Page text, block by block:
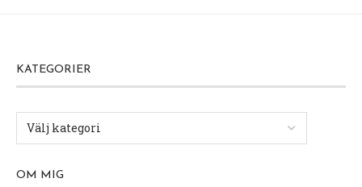
KATEGORIER
OM MIG